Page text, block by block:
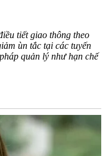
tiết giao thông theo
ùn tắc tại các tuyến
quản lý như hạn chế